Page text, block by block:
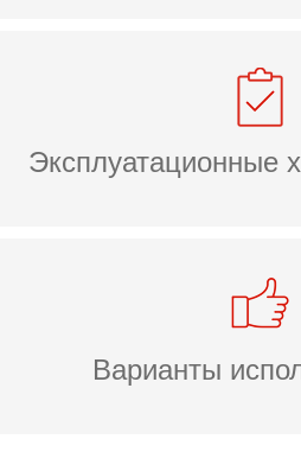
Эксплуатационные
Варианты